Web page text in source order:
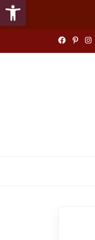
Abrir barra de herramientas